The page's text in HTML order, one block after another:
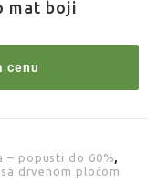
mat boji
cenu
– popusti do 60%,
drvenom pločom